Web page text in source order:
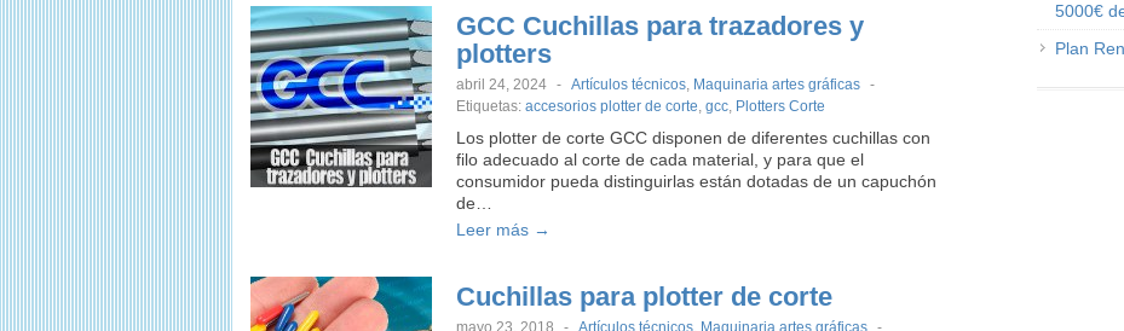
GCC Cuchillas para trazadores y
plotters
abril 24, 2024 - Artículos técnicos, Maquinaria artes gráficas -
Etiquetas: accesorios plotter de corte, gcc, Plotters Corte
Los plotter de corte GCC disponen de diferentes cuchillas con
filo adecuado al corte de cada material, y para que el
consumidor pueda distinguirlas están dotadas de un capuchón
de…
Leer más →
Cuchillas para plotter de corte
mayo 23, 2018 - Artículos técnicos, Maquinaria artes gráficas -
5000€
Plan